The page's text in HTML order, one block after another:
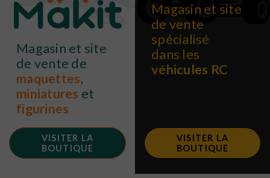
Magasin et site
de vente de
maquettes,
miniatures et
figurines
VISITER LA
BOUTIQUE
Magasin et site
de vente
spécialisé
dans les
véhicules RC
VISITER LA
BOUTIQUE